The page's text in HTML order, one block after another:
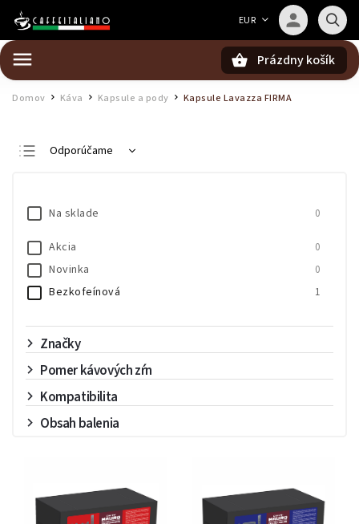
EUR
Prázdny košík
Domov Káva Kapsule a pody Kapsule Lavazza FIRMA
Odporúčame
Abecedne
Na sklade 0
Akcia 0
Novinka 0
Bezkofeínová 1
Značky
Pomer kávových zŕn
Kompatibilita
Obsah balenia
Barista — poradca Caffeitaliano